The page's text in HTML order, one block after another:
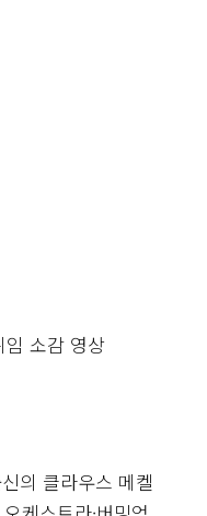
임 소감 영상
의 클라우스 메켈